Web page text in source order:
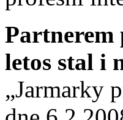
Partnerem
letos stal i
„Jarmarky